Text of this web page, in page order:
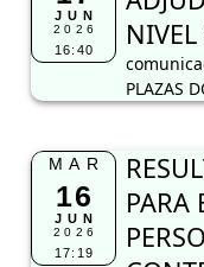
JUN
2026
17:19